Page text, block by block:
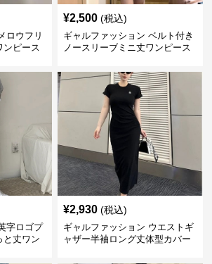
ロウフリ
ンピース
¥2,500 (税込)
ギャルファッション ベルト付き
ノースリーブミニ丈ワンピース
字ロゴプ
と丈ワン
¥2,930 (税込)
ギャルファッション ウエストギ
ャザー半袖ロング丈体型カバー